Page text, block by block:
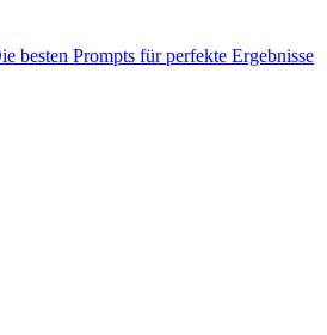
besten Prompts für perfekte Ergebnisse